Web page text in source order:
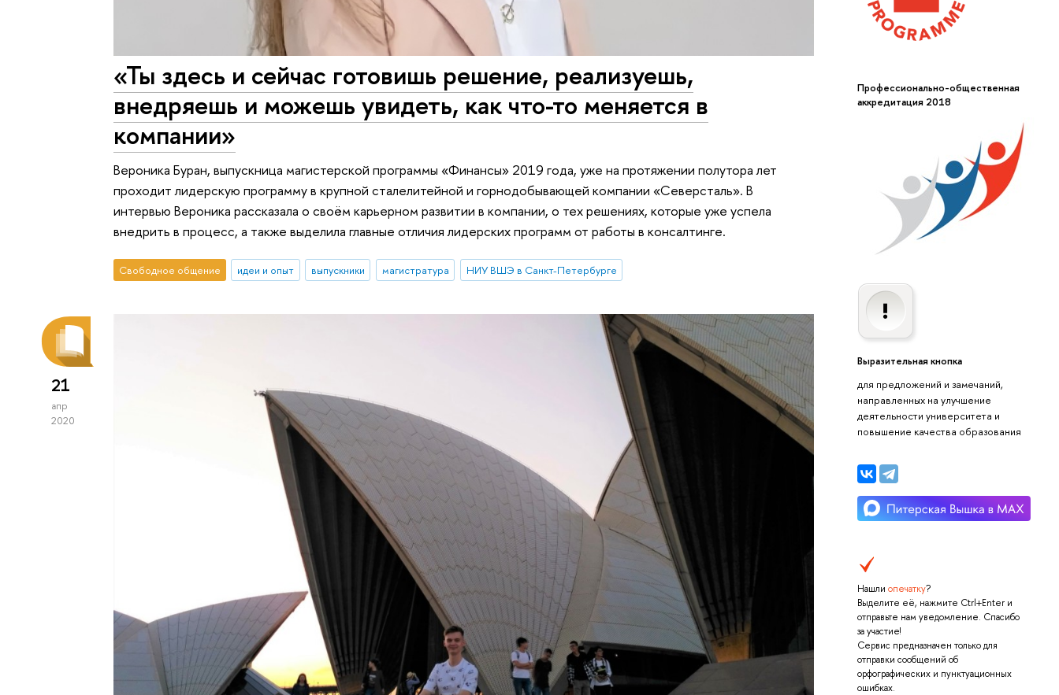
Профессионально-общественная
аккредитация 2018
Выразительная кнопка
для предложений и замечаний,
направленных на улучшение
деятельности университета и
повышение качества образования
Нашли опечатку?
Выделите её, нажмите Ctrl+Enter и
отправьте нам уведомление. Спасибо
за участие!
Сервис предназначен только для
отправки сообщений об
орфографических и пунктуационных
ошибках.
«Ты здесь и сейчас готовишь решение, реализуешь,
внедряешь и можешь увидеть, как что-то меняется в
компании»
Вероника Буран, выпускница магистерской программы «Финансы» 2019 года, уже на протяжении полутора лет
проходит лидерскую программу в крупной сталелитейной и горнодобывающей компании «Северсталь». В
интервью Вероника рассказала о своём карьерном развитии в компании, о тех решениях, которые уже успела
внедрить в процесс, а также выделила главные отличия лидерских программ от работы в консалтинге.
Свободное общение идеи и опыт выпускники магистратура НИУ ВШЭ в Санкт-Петербурге
21
апр
2020